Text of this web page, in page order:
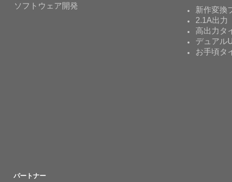
ソフトウェア開発
新作変換
2.1A出力
高出力タ
デュアル
お手頃タ
パートナー